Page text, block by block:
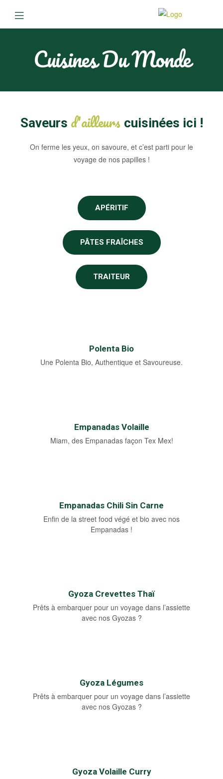
Cuisines Du Monde
Saveurs d'ailleurs cuisinées ici !
On ferme les yeux, on savoure, et c’est parti pour le
voyage de nos papilles !
APÉRITIF
PÂTES FRAÎCHES
TRAITEUR
Polenta Bio
Une Polenta Bio, Authentique et Savoureuse.
Empanadas Volaille
Miam, des Empanadas façon Tex Mex!
Empanadas Chili Sin Carne
Enfin de la street food végé et bio avec nos
Empanadas !
Gyoza Crevettes Thaï
Prêts à embarquer pour un voyage dans l’assiette
avec nos Gyozas ?
Gyoza Légumes
Prêts à embarquer pour un voyage dans l’assiette
avec nos Gyozas ?
Gyoza Volaille Curry